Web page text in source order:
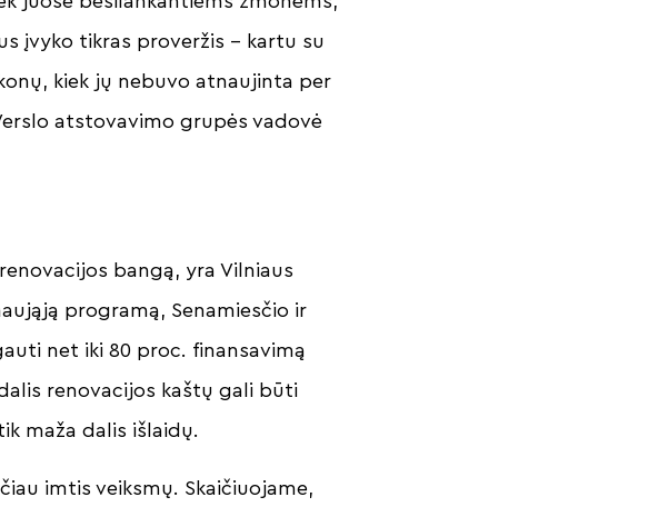
įvyko tikras proveržis – kartu su
kiek jų nebuvo atnaujinta per
atstovavimo grupės vadovė
bangą, yra Vilniaus
programą, Senamiesčio ir
net iki 80 proc. finansavimą
renovacijos kaštų gali būti
maža dalis išlaidų.
imtis veiksmų. Skaičiuojame,